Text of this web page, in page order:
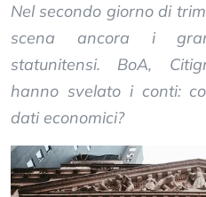
Nel secondo giorno di
scena ancora i
statunitensi. BoA,
hanno svelato i conti:
dati economici?